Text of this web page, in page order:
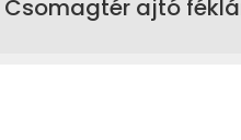
Csomagtér ajtó